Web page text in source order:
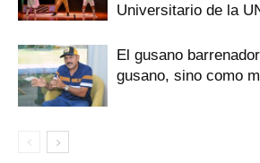
Universitario de la
El gusano
gusano, sino como